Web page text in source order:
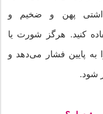
پهن و ضخیم و
كنید. هرگز شورت یا
به پایین فشار می‌دهد و
شود.